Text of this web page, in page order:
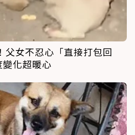
父女不忍心「直接打包回
化超暖心